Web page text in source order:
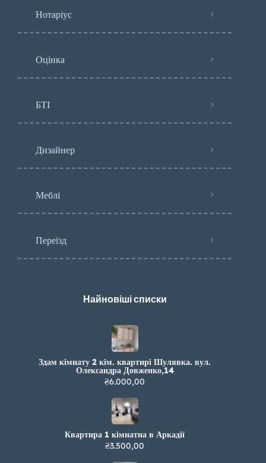
Нотаріус
Оцінка
БТІ
Дизайнер
Меблі
Переїзд
Найновіші списки
Здам кімнату 2 кім. квартирі Шулявка. вул.
Олександра Довженко,14
₴6.000,00
Квартира 1 кімнатна в Аркадії
₴3.500,00